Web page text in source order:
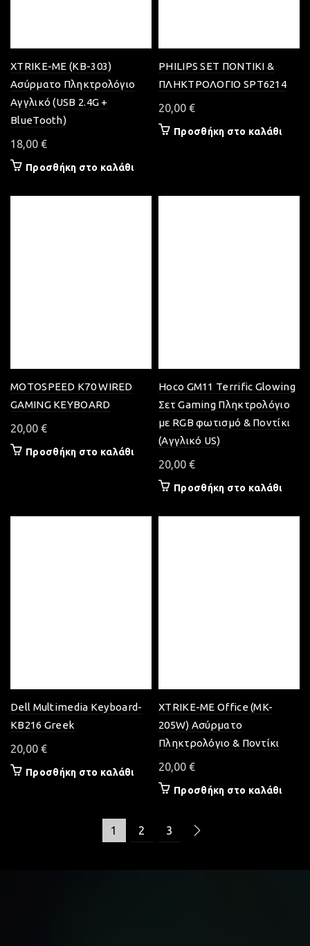
XTRIKE-ME (KB-303)
Aσύρματο Πληκτρολόγιο
Αγγλικό (USB 2.4G +
BlueTooth)
18,00 €
Προσθήκη στο καλάθι
PHILIPS SET ΠΟΝΤΙΚΙ &
ΠΛΗΚΤΡΟΛΟΓΙΟ SPT6214
20,00 €
Προσθήκη στο καλάθι
MOTOSPEED K70 WIRED
GAMING KEYBOARD
20,00 €
Προσθήκη στο καλάθι
Hoco GM11 Terrific Glowing
Σετ Gaming Πληκτρολόγιο
με RGB φωτισμό & Ποντίκι
(Αγγλικό US)
20,00 €
Προσθήκη στο καλάθι
Dell Multimedia Keyboard-
KB216 Greek
20,00 €
Προσθήκη στο καλάθι
XTRIKE-ME Office (MK-
205W) Ασύρματο
Πληκτρολόγιο & Ποντίκι
20,00 €
Προσθήκη στο καλάθι
1 2 3